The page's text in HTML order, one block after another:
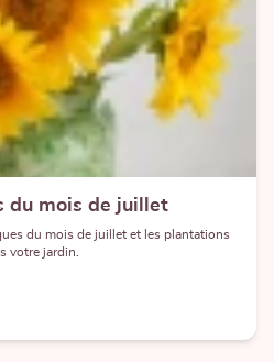
du mois de juillet
du mois de juillet et les plantations
votre jardin.